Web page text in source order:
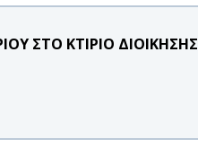
ΣΤΟ ΚΤΙΡΙΟ ΔΙΟΙΚΗΣΗΣ